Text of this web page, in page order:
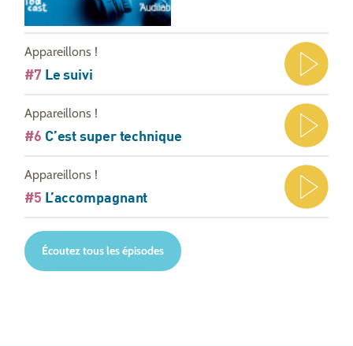
Appareillons !
#7 Le suivi
Appareillons !
#6 C’est super technique
Appareillons !
#5 L’accompagnant
Écoutez tous les épisodes